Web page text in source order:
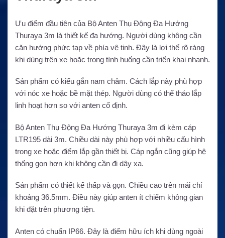
Ưu điểm đầu tiên của Bộ Anten Thụ Động Đa Hướng
Thuraya 3m là thiết kế đa hướng. Người dùng không cần
căn hướng phức tạp về phía vệ tinh. Đây là lợi thế rõ ràng
khi dùng trên xe hoặc trong tình huống cần triển khai nhanh.
Sản phẩm có kiểu gắn nam châm. Cách lắp này phù hợp
với nóc xe hoặc bề mặt thép. Người dùng có thể tháo lắp
linh hoạt hơn so với anten cố định.
Bộ Anten Thụ Động Đa Hướng Thuraya 3m đi kèm cáp
LTR195 dài 3m. Chiều dài này phù hợp với nhiều cấu hình
trong xe hoặc điểm lắp gần thiết bị. Cáp ngắn cũng giúp hệ
thống gọn hơn khi không cần đi dây xa.
Sản phẩm có thiết kế thấp và gọn. Chiều cao trên mái chỉ
khoảng 36.5mm. Điều này giúp anten ít chiếm không gian
khi đặt trên phương tiện.
Anten có chuẩn IP66. Đây là điểm hữu ích khi dùng ngoài